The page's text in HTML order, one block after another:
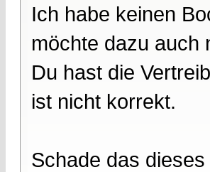
Ich habe keinen
möchte dazu auch
Du hast die
ist nicht korrekt.
Schade das